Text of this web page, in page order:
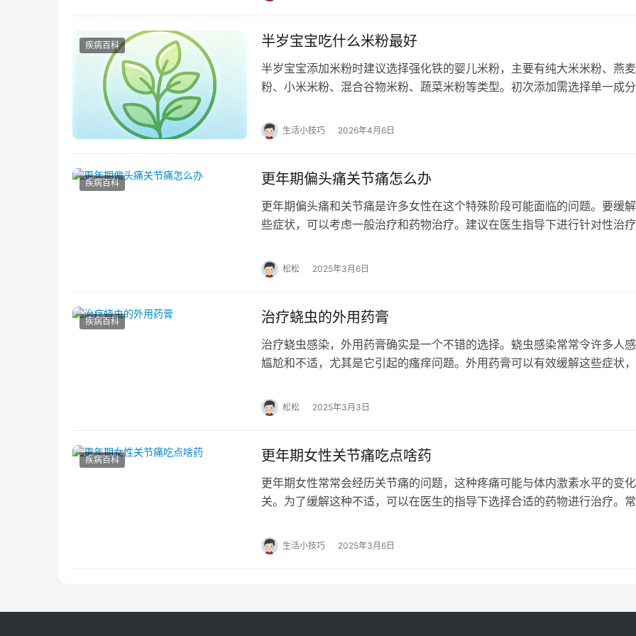
疾病百科 半岁宝宝吃什么米粉最好
半岁宝宝添加米粉时建议选择强化铁的婴儿米粉，主要有纯大米米粉、燕
粉、小米米粉、混合谷物米粉、蔬菜米粉等类型。初次添加需选择单一成分
生活小技巧 2026年4月6日
疾病百科 更年期偏头痛关节痛怎么办
更年期偏头痛和关节痛是许多女性在这个特殊阶段可能面临的问题。要缓
些症状，可以考虑一般治疗和药物治疗。建议在医生指导下进行针对性治疗
松松 2025年3月6日
疾病百科 治疗蛲虫的外用药膏
治疗蛲虫感染，外用药膏确实是一个不错的选择。蛲虫感染常常令许多人感
尴尬和不适，尤其是它引起的瘙痒问题。外用药膏可以有效缓解这些症状，
松松 2025年3月3日
疾病百科 更年期女性关节痛吃点啥药
更年期女性常常会经历关节痛的问题，这种疼痛可能与体内激素水平的变
关。为了缓解这种不适，可以在医生的指导下选择合适的药物进行治疗。常
生活小技巧 2025年3月6日